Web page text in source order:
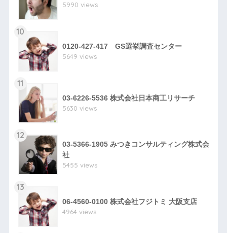
5990 views
10
0120-427-417 GS選挙調査センター
5649 views
11
03-6226-5536 株式会社日本商工リサーチ
5630 views
12
03-5366-1905 みつきコンサルティング株式会
社
5455 views
13
06-4560-0100 株式会社フジトミ 大阪支店
4964 views